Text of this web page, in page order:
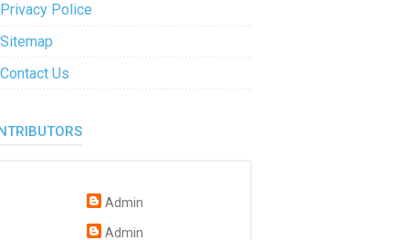
Privacy Police
Sitemap
Contact Us
Admin
Admin